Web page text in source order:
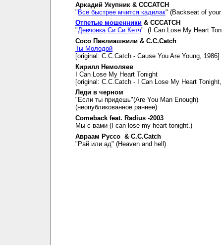
Аркадий Укупник & CCCATCH
"Все быстрее мчится кадилак" (Backseat of
Отпетые мошенники & CCCATCH
"Девчонка Си Си Кетч" (I Can Lose My Heart
Сосо Павлиашвили & C.C.Catch
Ты Молодой
[original: C.C.Catch - Cause You Are Young, 1986]
Кирилл Немоляев
I Can Lose My Heart Tonight
[original: C.C.Catch - I Can Lose My Heart
Леди в черном
"Если ты придешь"(Are You Man Enough)
(неопубликованное раннее)
Comeback feat. Radius -2003
Мы с вами (I can lose my heart tonight.)
Авраам Руссо & C.C.Catch
"Рай или ад" (Heaven and hell)